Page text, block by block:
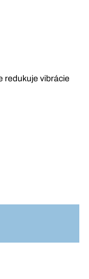
redukuje vibrácie